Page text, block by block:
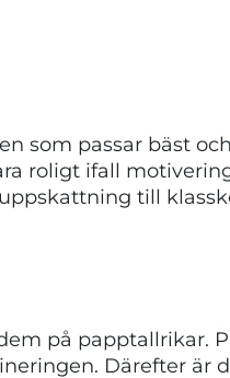
som passar bäst
roligt ifall
till
på papptallrikar.
Därefter är